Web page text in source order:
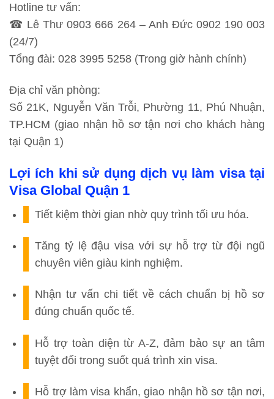
Hotline tư vấn:
☎ Lê Thư 0903 666 264 – Anh Đức 0902 190 003
(24/7)
Tổng đài: 028 3995 5258 (Trong giờ hành chính)
Địa chỉ văn phòng:
Số 21K, Nguyễn Văn Trỗi, Phường 11, Phú Nhuận,
TP.HCM (giao nhận hồ sơ tận nơi cho khách hàng
tại Quận 1)
Lợi ích khi sử dụng dịch vụ làm visa tại
Visa Global Quận 1
Tiết kiệm thời gian nhờ quy trình tối ưu hóa.
Tăng tỷ lệ đậu visa với sự hỗ trợ từ đội ngũ
chuyên viên giàu kinh nghiệm.
Nhận tư vấn chi tiết về cách chuẩn bị hồ sơ
đúng chuẩn quốc tế.
Hỗ trợ toàn diện từ A-Z, đảm bảo sự an tâm
tuyệt đối trong suốt quá trình xin visa.
Hỗ trợ làm visa khẩn, giao nhận hồ sơ tận nơi,